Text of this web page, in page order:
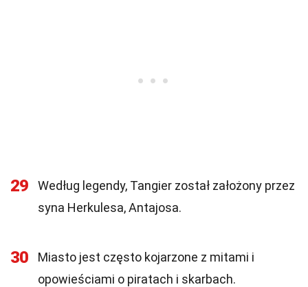
29
Według legendy, Tangier został założony przez
syna Herkulesa, Antajosa.
30
Miasto jest często kojarzone z mitami i
opowieściami o piratach i skarbach.